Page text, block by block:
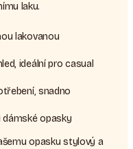
laku.
lakovanou
ideální pro casual
snadno
opasky
opasku stylový a